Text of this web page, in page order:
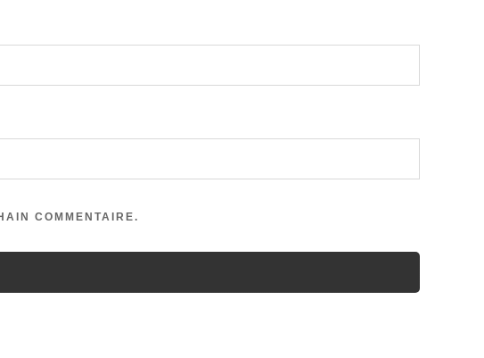
COMMENTAIRE.